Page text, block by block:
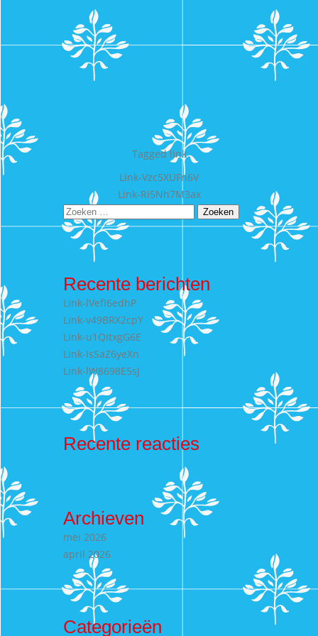
Taggedlink
navigatie
Link-Vzc5XUFn6V
Link-Ri5Nh7M3ax
Zoeken
naar:
Recente berichten
Link-lVefI6edhP
Link-v49BRX2cpY
Link-u1QItxgG6E
Link-IsSaZ6yeXn
Link-lW8698E5sJ
Recente reacties
Archieven
mei 2026
april 2026
Categorieën